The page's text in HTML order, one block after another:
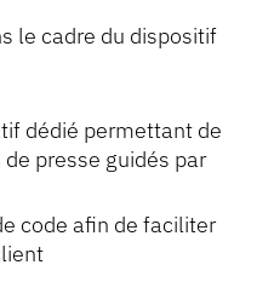
le cadre du dispositif
dédié permettant de
presse guidés par
code afin de faciliter